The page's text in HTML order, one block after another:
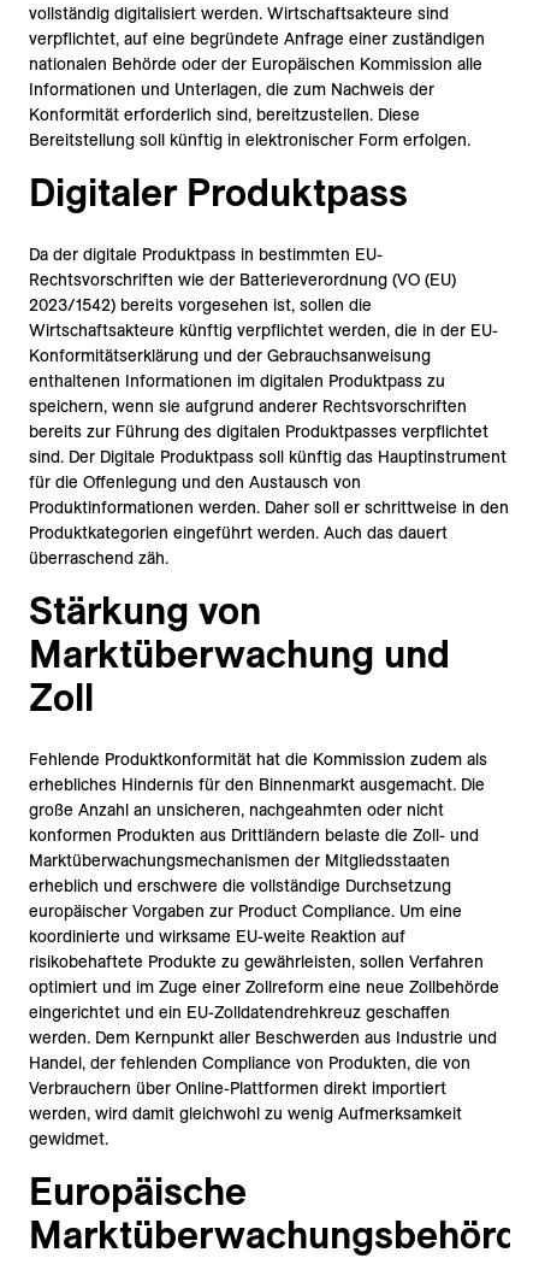
vollständig digitalisiert werden. Wirtschaftsakteure sind
verpflichtet, auf eine begründete Anfrage einer zuständigen
nationalen Behörde oder der Europäischen Kommission alle
Informationen und Unterlagen, die zum Nachweis der
Konformität erforderlich sind, bereitzustellen. Diese
Bereitstellung soll künftig in elektronischer Form erfolgen.
Digitaler Produktpass
Da der digitale Produktpass in bestimmten EU-
Rechtsvorschriften wie der Batterieverordnung (VO (EU)
2023/1542) bereits vorgesehen ist, sollen die
Wirtschaftsakteure künftig verpflichtet werden, die in der EU-
Konformitätserklärung und der Gebrauchsanweisung
enthaltenen Informationen im digitalen Produktpass zu
speichern, wenn sie aufgrund anderer Rechtsvorschriften
bereits zur Führung des digitalen Produktpasses verpflichtet
sind. Der Digitale Produktpass soll künftig das Hauptinstrument
für die Offenlegung und den Austausch von
Produktinformationen werden. Daher soll er schrittweise in den
Produktkategorien eingeführt werden. Auch das dauert
überraschend zäh.
Stärkung von
Marktüberwachung und
Zoll
Fehlende Produktkonformität hat die Kommission zudem als
erhebliches Hindernis für den Binnenmarkt ausgemacht. Die
große Anzahl an unsicheren, nachgeahmten oder nicht
konformen Produkten aus Drittländern belaste die Zoll- und
Marktüberwachungsmechanismen der Mitgliedsstaaten
erheblich und erschwere die vollständige Durchsetzung
europäischer Vorgaben zur Product Compliance. Um eine
koordinierte und wirksame EU-weite Reaktion auf
risikobehaftete Produkte zu gewährleisten, sollen Verfahren
optimiert und im Zuge einer Zollreform eine neue Zollbehörde
eingerichtet und ein EU-Zolldatendrehkreuz geschaffen
werden. Dem Kernpunkt aller Beschwerden aus Industrie und
Handel, der fehlenden Compliance von Produkten, die von
Verbrauchern über Online-Plattformen direkt importiert
werden, wird damit gleichwohl zu wenig Aufmerksamkeit
gewidmet.
Europäische
Marktüberwachungsbehörde